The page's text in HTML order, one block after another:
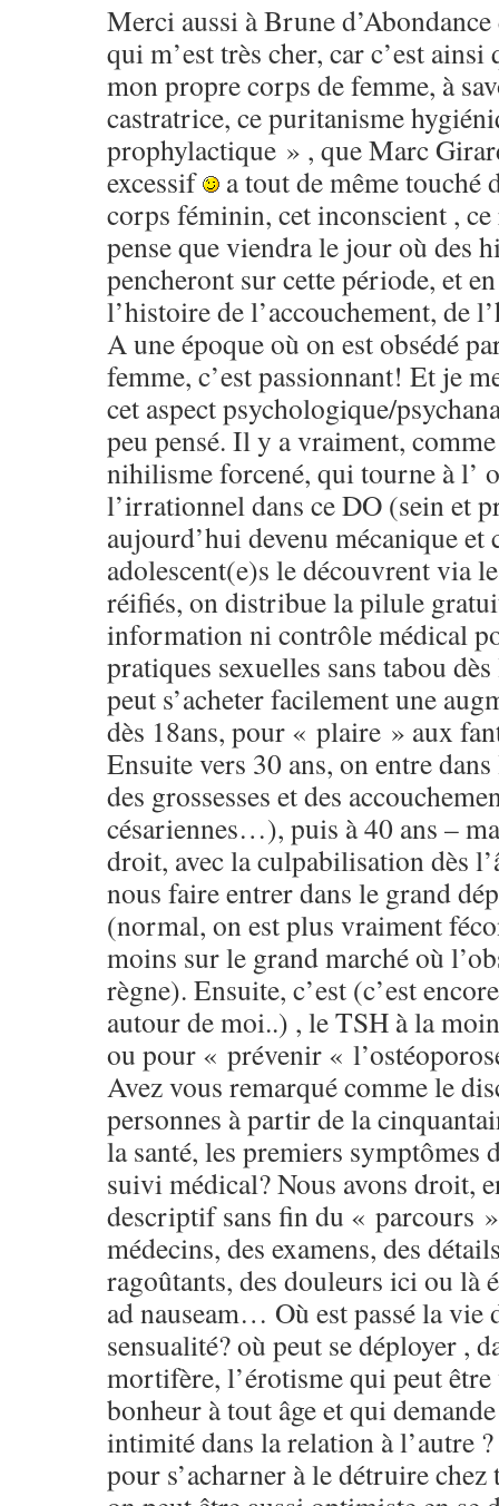
Merci aussi à Brune
qui m’est très cher, car c’est
mon propre corps de femme, à
castratrice, ce puritanisme
prophylactique » , que Marc
excessif
a tout de même touché
corps féminin, cet inconscient ,
pense que viendra le jour où des
pencheront sur cette période, et
l’histoire de l’accouchement, de
A une époque où on est obsédé
femme, c’est passionnant! Et je
cet aspect psychologique/
peu pensé. Il y a vraiment,
nihilisme forcené, qui tourne à l’
l’irrationnel dans ce DO (sein et
aujourd’hui devenu mécanique et
adolescent(e)s le découvrent via
réifiés, on distribue la pilule
information ni contrôle médical
pratiques sexuelles sans tabou
peut s’acheter facilement une
dès 18ans, pour « plaire » aux
Ensuite vers 30 ans, on entre
des grossesses et des
césariennes…), puis à 40 ans –
droit, avec la culpabilisation dès
nous faire entrer dans le grand
(normal, on est plus vraiment
moins sur le grand marché où
règne). Ensuite, c’est (c’est
autour de moi..) , le TSH à la
ou pour « prévenir «
Avez vous remarqué comme le
personnes à partir de la
la santé, les premiers symptômes
suivi médical? Nous avons droit,
descriptif sans fin du « parcours
médecins, des examens, des
ragoûtants, des douleurs ici ou là
ad nauseam… Où est passé la vie
sensualité? où peut se déployer ,
mortifère, l’érotisme qui peut être
bonheur à tout âge et qui
intimité dans la relation à l’autre
pour s’acharner à le détruire